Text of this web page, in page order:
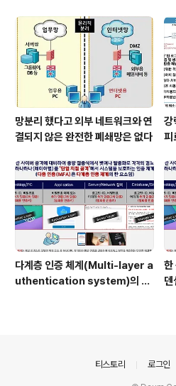
망분리 했다고 외부 네트워크와 연
결되지 않은 완전한 폐쇄망은 없다
강
피
다계층 인증 체계(Multi-layer a
uthentication system)의 특
한
티스토리 로그인